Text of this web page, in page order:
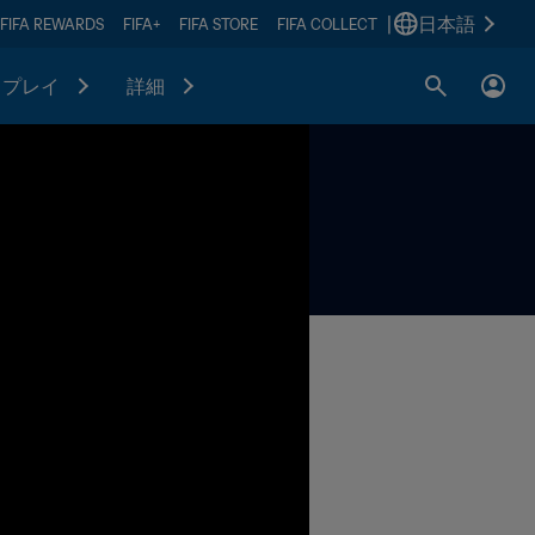
FIFA REWARDS FIFA+ FIFA STORE FIFA COLLECT 日本語
プレイ 詳細